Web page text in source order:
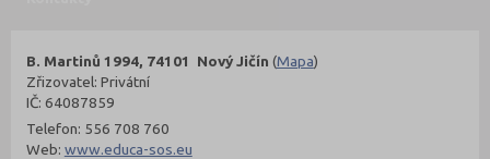
B. Martinů 1994, 74101 Nový Jičín (Mapa)
Zřizovatel: Privátní
IČ: 64087859
Telefon: 556 708 760
Web: www.educa-sos.eu